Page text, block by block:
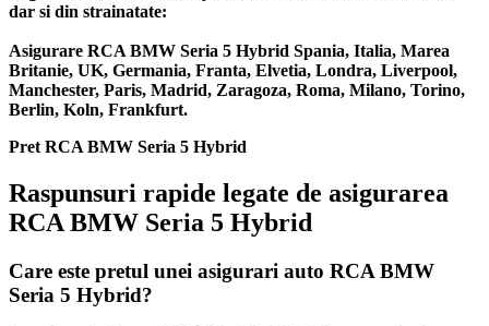
dar si din strainatate:
Asigurare RCA BMW Seria 5 Hybrid Spania, Italia, Marea
Britanie, UK, Germania, Franta, Elvetia, Londra, Liverpool,
Manchester, Paris, Madrid, Zaragoza, Roma, Milano, Torino,
Berlin, Koln, Frankfurt.
Pret RCA BMW Seria 5 Hybrid
Raspunsuri rapide legate de asigurarea
RCA BMW Seria 5 Hybrid
Care este pretul unei asigurari auto RCA BMW
Seria 5 Hybrid?